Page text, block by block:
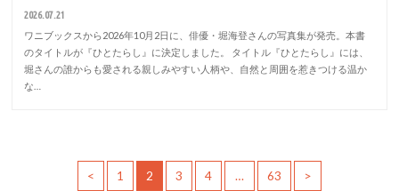
2026.07.21
ワニブックスから2026年10月2日に、俳優・堀海登さんの写真集が発売。本書
のタイトルが『ひとたらし』に決定しました。 タイトル『ひとたらし』には、
堀さんの誰からも愛される親しみやすい人柄や、自然と周囲を惹きつける温か
な…
< 1 2 3 4 … 63 >